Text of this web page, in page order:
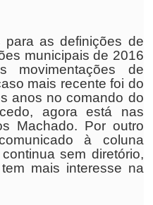
para as definições de
municipais de 2016
movimentações de
mais recente foi do
anos no comando do
agora está nas
Machado. Por outro
à coluna
sem diretório,
mais interesse na